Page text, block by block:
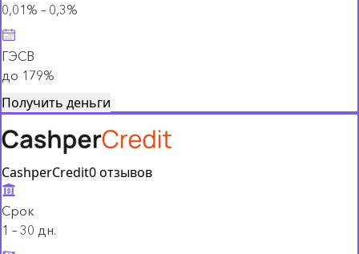
0,01% – 0,3%
ГЭСВ
до 179%
Получить деньги
CashperCredit0 отзывов
Срок
1 – 30 дн.